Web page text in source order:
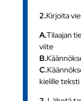
2.Kirjoita
A.Tilaajan
viite
B.
C.
kielille